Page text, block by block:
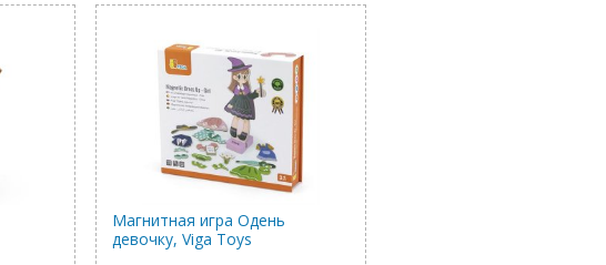
Магнитная игра Одень
девочку, Viga Toys